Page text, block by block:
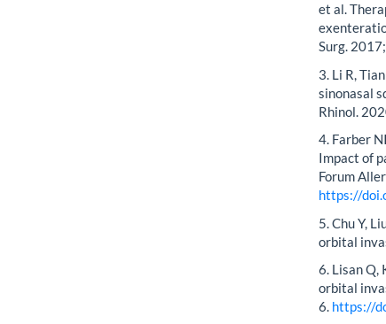
et al.
Surg.
3. Li R,
sinonasal
Rhinol.
4. Farber
Impact of
Forum
https://
5. Chu Y,
orbital
6. Lisan Q,
orbital
6. https://